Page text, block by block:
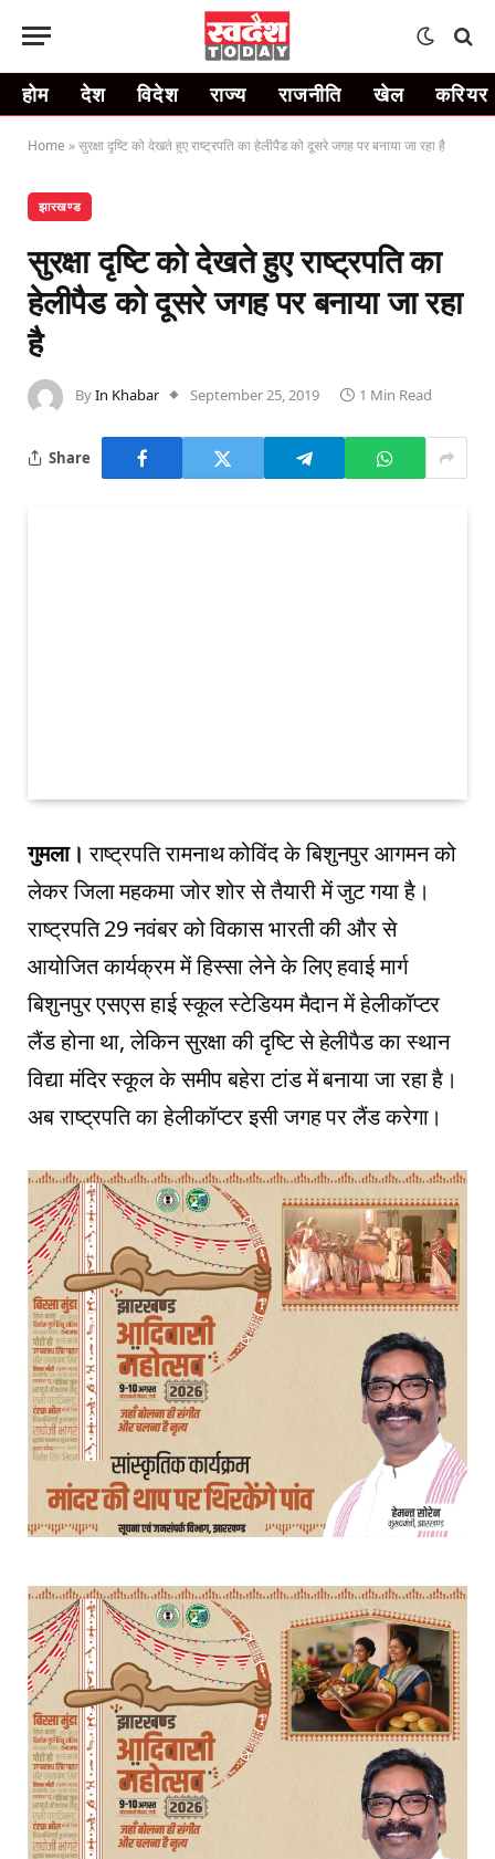
होम देश विदेश राज्य राजनीति खेल करियर
Home »सुरक्षा दृष्टि को देखते हुए राष्ट्रपति का हेलीपैड को दूसरे जगह पर बनाया जा रहा है
झारखण्ड
सुरक्षा दृष्टि को देखते हुए राष्ट्रपति का
हेलीपैड को दूसरे जगह पर बनाया जा रहा
है
ByIn Khabar September 25, 2019 1 Min Read
Share
गुमला। राष्ट्रपति रामनाथ कोविंद के बिशुनपुर आगमन को
लेकर जिला महकमा जोर शोर से तैयारी में जुट गया है।
राष्ट्रपति 29 नवंबर को विकास भारती की और से
आयोजित कार्यक्रम में हिस्सा लेने के लिए हवाई मार्ग
बिशुनपुर एसएस हाई स्कूल स्टेडियम मैदान में हेलीकॉप्टर
लैंड होना था, लेकिन सुरक्षा की दृष्टि से हेलीपैड का स्थान
विद्या मंदिर स्कूल के समीप बहेरा टांड में बनाया जा रहा है।
अब राष्ट्रपति का हेलीकॉप्टर इसी जगह पर लैंड करेगा।